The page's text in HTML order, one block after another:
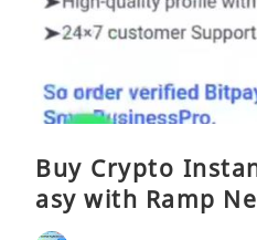
Buy Crypto
asy with Ramp